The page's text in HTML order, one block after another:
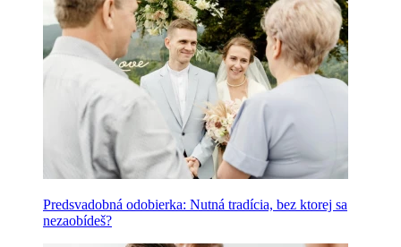
Predsvadobná odobierka: Nutná tradícia, bez ktorej sa
nezaobídeš?